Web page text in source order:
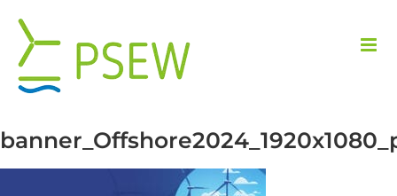
zawartości